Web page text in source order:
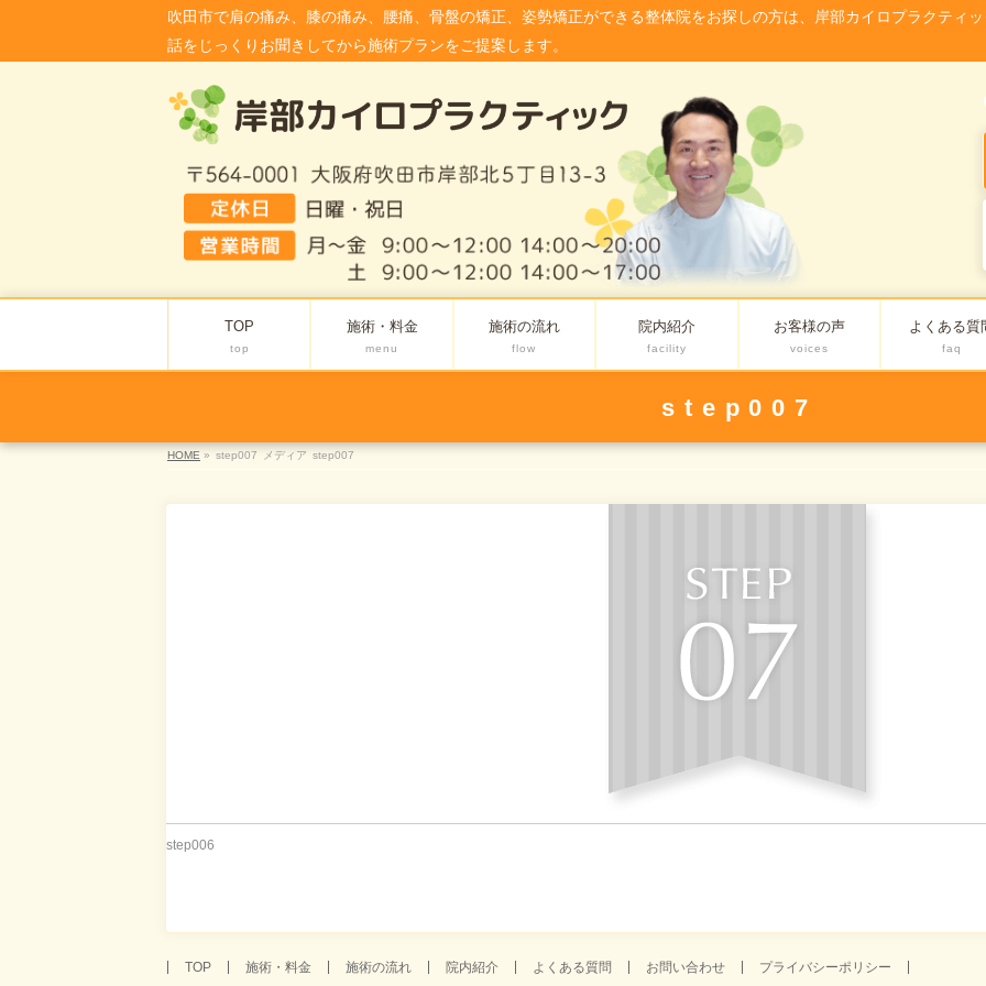
吹田市で肩の痛み、膝の痛み、腰痛、骨盤の矯正、姿勢矯正ができる整体院をお探しの方は、岸部カイロプラクティ
話をじっくりお聞きしてから施術プランをご提案します。
TOP
top
施術・料金
menu
施術の流れ
flow
院内紹介
facility
お客様の声
voices
よくある質
faq
step007
HOME » step007 メディア step007
step006
TOP 施術・料金 施術の流れ 院内紹介 よくある質問 お問い合わせ プライバシーポリシー